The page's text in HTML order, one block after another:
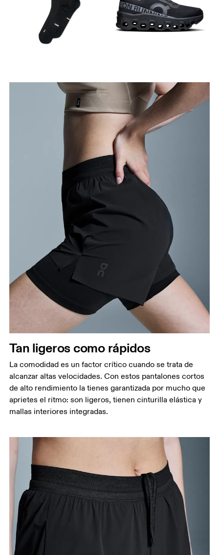
Cadera
caderas.
voluminosa del muslo.
Entrepierna
estiradas, mide la distancia entre la ingle y el tobillo
por la parte interior de la pierna.
Tan ligeros como rápidos
La comodidad es un factor crítico cuando se trata de
alcanzar altas velocidades. Con estos pantalones cortos
de alto rendimiento la tienes garantizada por mucho que
aprietes el ritmo: son ligeros, tienen cinturilla elástica y
mallas interiores integradas.